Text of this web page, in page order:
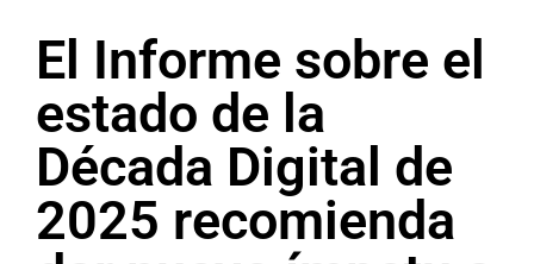
El Informe sobre el
estado de la
Década Digital de
2025 recomienda